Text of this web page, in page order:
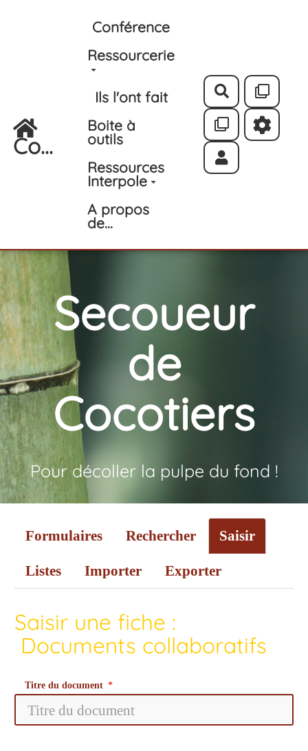
Aller au contenu principal
Co...
Conférence
Ressourcerie
Ils l'ont fait
Boite à
outils
Ressources
Interpole
A propos
de...
Rechercher
Secoueur
de
Cocotiers
Pour décoller la pulpe du fond !
Formulaires Rechercher Saisir
Listes Importer Exporter
Saisir une fiche :
Documents collaboratifs
Titre du document